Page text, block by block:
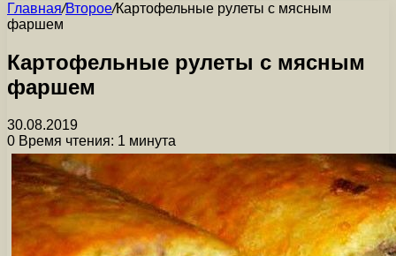
Главная/Второе/Картофельные рулеты с мясным
фаршем
Картофельные рулеты с мясным
фаршем
30.08.2019
0 Время чтения: 1 минута